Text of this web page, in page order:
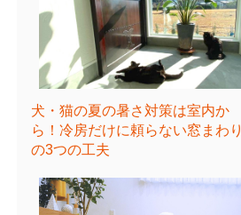
犬・猫の夏の暑さ対策は室内か
ら！冷房だけに頼らない窓まわり
の3つの工夫